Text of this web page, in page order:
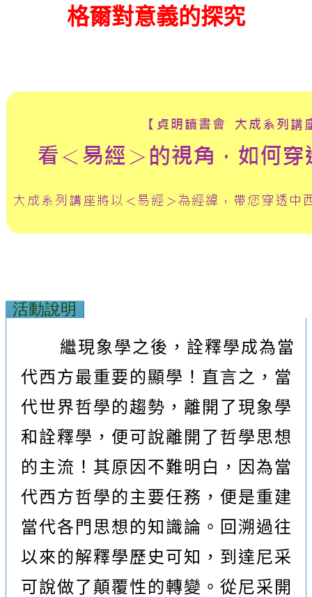
格爾對意義的探究
活動說明
繼現象學之後，詮釋學成為當
代西方最重要的顯學！直言之，當
代世界哲學的趨勢，離開了現象學
和詮釋學，便可說離開了哲學思想
的主流！其原因不難明白，因為當
代西方哲學的主要任務，便是重建
當代各門思想的知識論。回溯過往
以來的解釋學歷史可知，到達尼采
可說做了顛覆性的轉變。從尼采開